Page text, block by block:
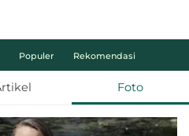
Populer Rekomendasi
Foto